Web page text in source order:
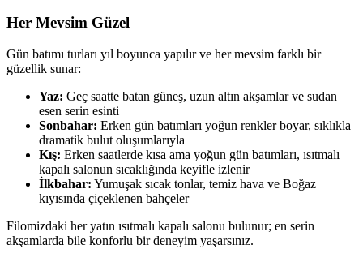
Her Mevsim Güzel
Gün batımı turları yıl boyunca yapılır ve her mevsim farklı bir
güzellik sunar:
Yaz: Geç saatte batan güneş, uzun altın akşamlar ve sudan
esen serin esinti
Sonbahar: Erken gün batımları yoğun renkler boyar, sıklıkla
dramatik bulut oluşumlarıyla
Kış: Erken saatlerde kısa ama yoğun gün batımları, ısıtmalı
kapalı salonun sıcaklığında keyifle izlenir
İlkbahar: Yumuşak sıcak tonlar, temiz hava ve Boğaz
kıyısında çiçeklenen bahçeler
Filomizdaki her yatın ısıtmalı kapalı salonu bulunur; en serin
akşamlarda bile konforlu bir deneyim yaşarsınız.